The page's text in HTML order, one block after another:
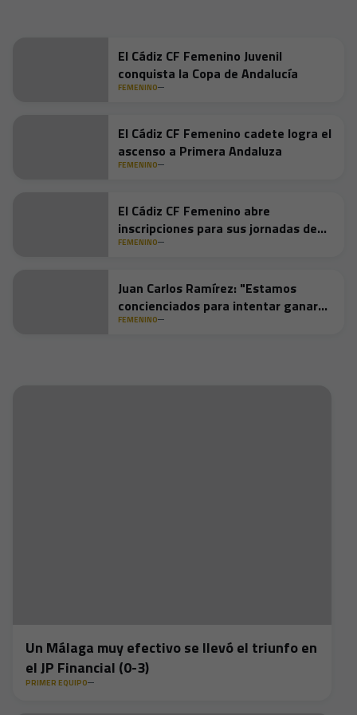
El Cádiz CF Femenino Juvenil
conquista la Copa de Andalucía
FEMENINO
El Cádiz CF Femenino cadete logra el
ascenso a Primera Andaluza
FEMENINO
El Cádiz CF Femenino abre
inscripciones para sus jornadas de
captación
FEMENINO
Juan Carlos Ramírez: "Estamos
concienciados para intentar ganar
nuestro partido"
FEMENINO
Un Málaga muy efectivo se llevó el triunfo en
el JP Financial (0-3)
PRIMER EQUIPO